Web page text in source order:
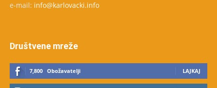
e-mail: info@karlovacki.info
Društvene mreže
7,800 Obožavatelji LAJKAJ